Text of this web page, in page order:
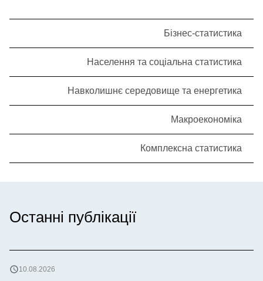
Бізнес-статистика
Населення та соціальна статистика
Навколишнє середовище та енергетика
Макроекономіка
Комплексна статистика
Останні публікації
10.08.2026